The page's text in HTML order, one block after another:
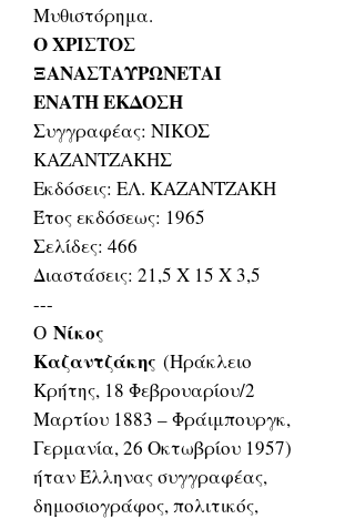
Μυθιστόρημα.
Ο ΧΡΙΣΤΟΣ
ΞΑΝΑΣΤΑΥΡΩΝΕΤΑΙ
ΕΝΑΤΗ ΕΚΔΟΣΗ
Συγγραφέας: ΝΙΚΟΣ
ΚΑΖΑΝΤΖΑΚΗΣ
Εκδόσεις: ΕΛ. ΚΑΖΑΝΤΖΑΚΗ
Έτος εκδόσεως: 1965
Σελίδες: 466
Διαστάσεις: 21,5 Χ 15 Χ 3,5
---
Ο Νίκος
Καζαντζάκης (Ηράκλειο
Κρήτης, 18 Φεβρουαρίου/2
Μαρτίου 1883 – Φράιμπουργκ,
Γερμανία, 26 Οκτωβρίου 1957)
ήταν Έλληνας συγγραφέας,
δημοσιογράφος, πολιτικός,